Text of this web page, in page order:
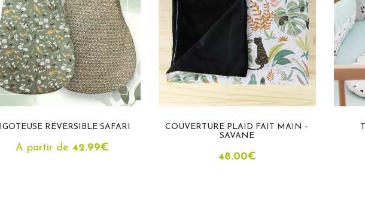
RÉVERSIBLE SAFARI
A partir de 42.99€
COUVERTURE PLAID FAIT MAIN –
SAVANE
48.00€